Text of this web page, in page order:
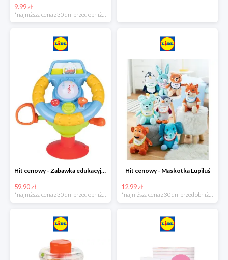
9.99 zł
Hit cenowy - Zabawka edukacyjna
59.90 zł
*najniższa cena z 30 dni przed obniżką
Hit cenowy - Maskotka Lupiluś
12.99 zł
*najniższa cena z 30 dni przed obniżką